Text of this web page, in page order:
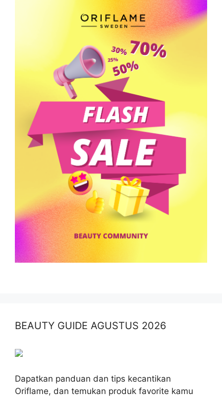
BEAUTY GUIDE AGUSTUS 2026
Dapatkan panduan dan tips kecantikan
Oriflame, dan temukan produk favorite kamu